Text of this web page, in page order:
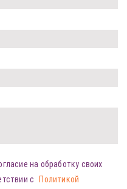
на обработку своих
с
Политикой